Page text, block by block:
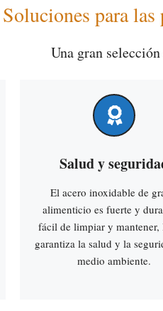
Soluciones para las
Una gran
Salud y
El acero inoxidable de
alimenticio es fuerte y
fácil de limpiar y mantener,
garantiza la salud y la
medio ambiente.